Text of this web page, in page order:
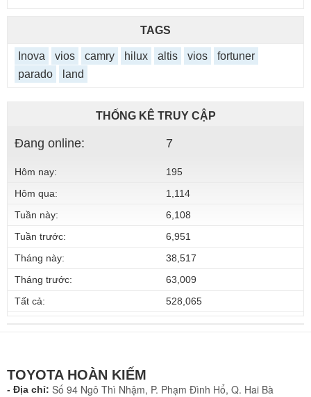
TAGS
Inova vios camry hilux altis vios
fortuner
parado
land
THỐNG KÊ TRUY CẬP
Đang online: 7
Hôm nay:
195
Hôm qua:
1,114
Tuần này:
6,108
Tuần trước:
6,951
Tháng này:
38,517
Tháng trước:
63,009
Tất cả:
528,065
TOYOTA HOÀN KIẾM
- Địa chỉ: Số 94 Ngô Thì Nhậm, P. Phạm Đình Hổ, Q. Hai Bà